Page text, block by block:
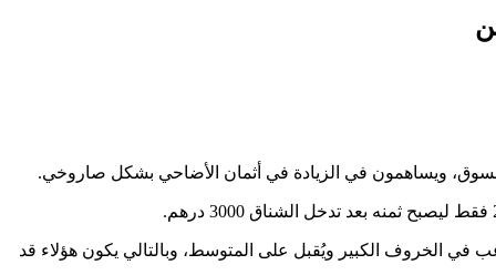
ويساهمون في الزيادة في أثمان الأضاحي بشكل صاروخي.
المواطن المغربي في غالبيته لا يرغب في الخروف الكبير ويُقبل على المتوسط، وبالتالي يكون هؤلاء قد